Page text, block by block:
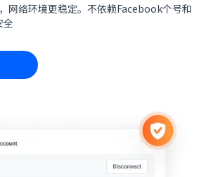
网络环境更稳定。不依赖Facebook个号和
全